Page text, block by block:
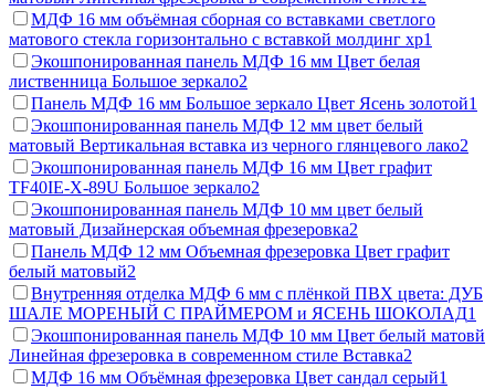
МДФ 16 мм объёмная сборная со вставками светлого
матового стекла горизонтально с вставкой молдинг хр1
Экошпонированная панель МДФ 16 мм Цвет белая
лиственница Большое зеркало2
Панель МДФ 16 мм Большое зеркало Цвет Ясень золотой1
Экошпонированная панель МДФ 12 мм цвет белый
матовый Вертикальная вставка из черного глянцевого лако2
Экошпонированная панель МДФ 16 мм Цвет графит
TF40IE-X-89U Большое зеркало2
Экошпонированная панель МДФ 10 мм цвет белый
матовый Дизайнерская объемная фрезеровка2
Панель МДФ 12 мм Объемная фрезеровка Цвет графит
белый матовый2
Внутренняя отделка МДФ 6 мм с плёнкой ПВХ цвета: ДУБ
ШАЛЕ МОРЕНЫЙ С ПРАЙМЕРОМ и ЯСЕНЬ ШОКОЛАД1
Экошпонированная панель МДФ 10 мм Цвет белый матовй
Линейная фрезеровка в современном стиле Вставка2
МДФ 16 мм Объёмная фрезеровка Цвет сандал серый1